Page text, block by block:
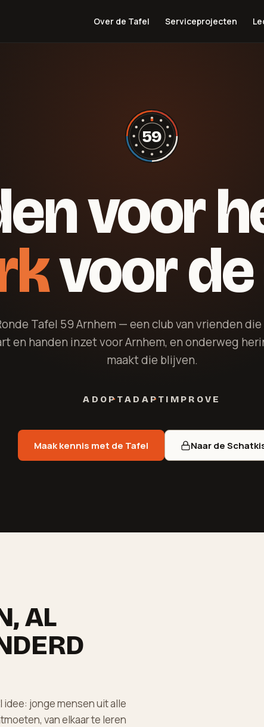
Over de Tafel Serviceprojecten
59
voor
voor
Tafel 59 Arnhem — een club van vrienden
en handen inzet voor Arnhem, en onderweg
maakt die blijven.
ADOPTADAPT IMPROVE
Maak kennis met de Tafel Naar de
AL
jonge mensen uit alle
van elkaar te leren